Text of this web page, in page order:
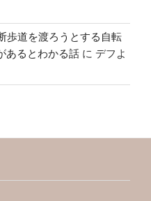
歩道を渡ろうとする自転
あるとわかる話 に デフよ